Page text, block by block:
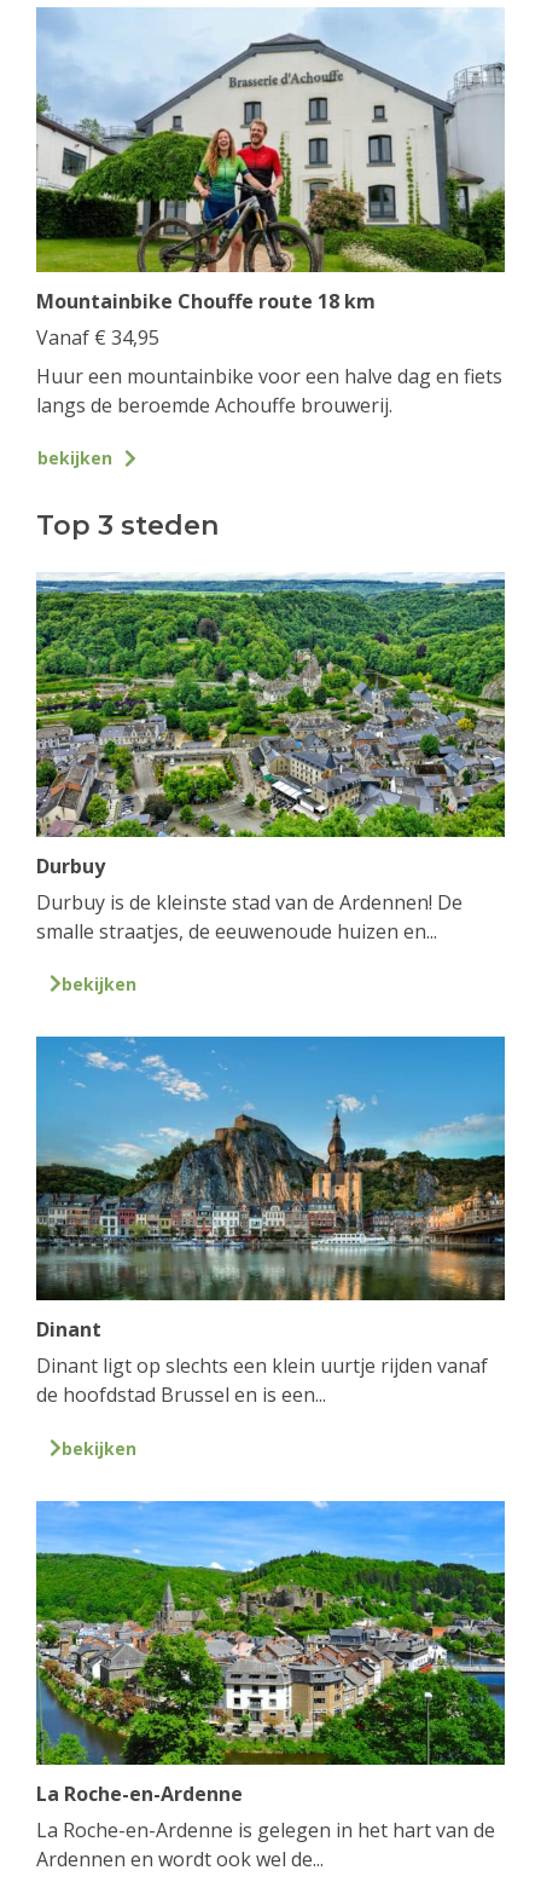
Mountainbike Chouffe route 18 km
Vanaf € 34,95
Huur een mountainbike voor een halve dag en fiets
langs de beroemde Achouffe brouwerij.
bekijken
Top 3 steden
Durbuy
Durbuy is de kleinste stad van de Ardennen! De
smalle straatjes, de eeuwenoude huizen en...
bekijken
Dinant
Dinant ligt op slechts een klein uurtje rijden vanaf
de hoofdstad Brussel en is een...
bekijken
La Roche-en-Ardenne
La Roche-en-Ardenne is gelegen in het hart van de
Ardennen en wordt ook wel de...